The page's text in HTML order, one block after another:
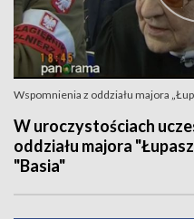
Wspomnienia z oddziału majora
W uroczystościach
oddziału majora
"Basia"